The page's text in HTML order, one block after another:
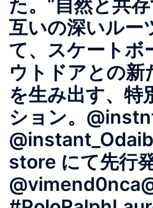
た。“自然と共
互いの深いルー
て、スケートボ
ウトドアとの新
を生み出す、特
ション。
store にて先行